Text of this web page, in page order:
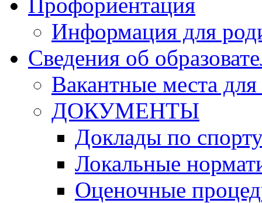
Информация для
Сведения об
Вакантные места
ДОКУМЕНТЫ
Доклады по
Локальные
Оценочные